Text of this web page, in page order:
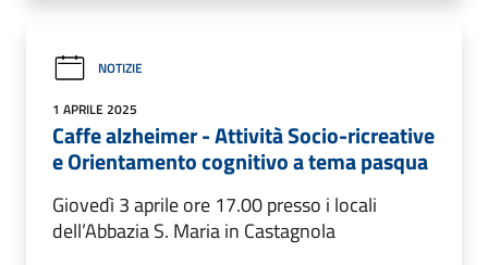
NOTIZIE
1 APRILE 2025
Caffe alzheimer - Attività Socio-ricreative
e Orientamento cognitivo a tema pasqua
Giovedì 3 aprile ore 17.00 presso i locali
dell’Abbazia S. Maria in Castagnola